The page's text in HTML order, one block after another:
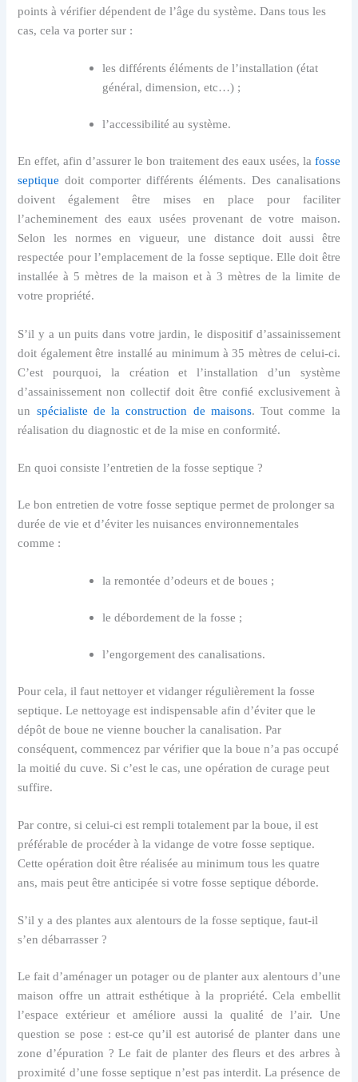
points à vérifier dépendent de l’âge du système. Dans tous les
cas, cela va porter sur :
les différents éléments de l’installation (état
général, dimension, etc…) ;
l’accessibilité au système.
En effet, afin d’assurer le bon traitement des eaux usées, la fosse
septique doit comporter différents éléments. Des canalisations
doivent également être mises en place pour faciliter
l’acheminement des eaux usées provenant de votre maison.
Selon les normes en vigueur, une distance doit aussi être
respectée pour l’emplacement de la fosse septique. Elle doit être
installée à 5 mètres de la maison et à 3 mètres de la limite de
votre propriété.
S’il y a un puits dans votre jardin, le dispositif d’assainissement
doit également être installé au minimum à 35 mètres de celui-ci.
C’est pourquoi, la création et l’installation d’un système
d’assainissement non collectif doit être confié exclusivement à
un spécialiste de la construction de maisons. Tout comme la
réalisation du diagnostic et de la mise en conformité.
En quoi consiste l’entretien de la fosse septique ?
Le bon entretien de votre fosse septique permet de prolonger sa
durée de vie et d’éviter les nuisances environnementales
comme :
la remontée d’odeurs et de boues ;
le débordement de la fosse ;
l’engorgement des canalisations.
Pour cela, il faut nettoyer et vidanger régulièrement la fosse
septique. Le nettoyage est indispensable afin d’éviter que le
dépôt de boue ne vienne boucher la canalisation. Par
conséquent, commencez par vérifier que la boue n’a pas occupé
la moitié du cuve. Si c’est le cas, une opération de curage peut
suffire.
Par contre, si celui-ci est rempli totalement par la boue, il est
préférable de procéder à la vidange de votre fosse septique.
Cette opération doit être réalisée au minimum tous les quatre
ans, mais peut être anticipée si votre fosse septique déborde.
S’il y a des plantes aux alentours de la fosse septique, faut-il
s’en débarrasser ?
Le fait d’aménager un potager ou de planter aux alentours d’une
maison offre un attrait esthétique à la propriété. Cela embellit
l’espace extérieur et améliore aussi la qualité de l’air. Une
question se pose : est-ce qu’il est autorisé de planter dans une
zone d’épuration ? Le fait de planter des fleurs et des arbres à
proximité d’une fosse septique n’est pas interdit. La présence de